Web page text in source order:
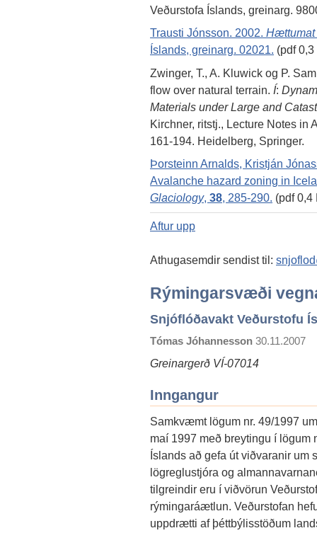
Veðurstofa Íslands, greinarg.
Trausti Jónsson. 2002. Hættumat
Íslands, greinarg. 02021. (pdf 0,3
Zwinger, T., A. Kluwick og P.
flow over natural terrain. Í:
Materials under Large and
Kirchner, ritstj., Lecture Notes
161-194. Heidelberg, Springer.
Þorsteinn Arnalds, Kristján
Avalanche hazard zoning in
Glaciology, 38, 285-290. (pdf 0,4
Aftur upp
Athugasemdir sendist til:
Rýmingarsvæði
Snjóflóðavakt Veðurstofu
Tómas Jóhannesson 30.11.2007
Greinargerð VÍ-07014
Inngangur
Samkvæmt lögum nr. 49/1997
maí 1997 með breytingu í lögum
Íslands að gefa út viðvaranir
lögreglustjóra og
tilgreindir eru í viðvörun
rýmingaráætlun. Veðurstofan
uppdrætti af þéttbýlisstöðum